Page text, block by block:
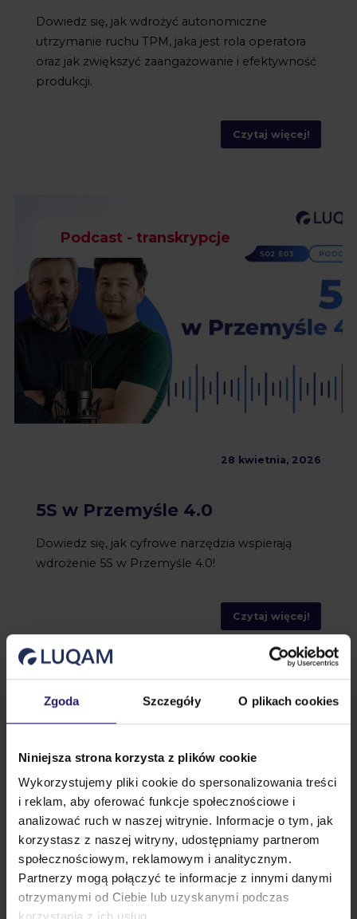
Zgoda Szczegóły O plikach cookies
Niniejsza strona korzysta z plików cookie
Wykorzystujemy pliki cookie do spersonalizowania treści
i reklam, aby oferować funkcje społecznościowe i
analizować ruch w naszej witrynie. Informacje o tym, jak
korzystasz z naszej witryny, udostępniamy partnerom
społecznościowym, reklamowym i analitycznym.
Partnerzy mogą połączyć te informacje z innymi danymi
otrzymanymi od Ciebie lub uzyskanymi podczas
Dowiedz się, jak wdrożyć autonomiczne
utrzymanie ruchu TPM, jaka jest rola operatora
oraz jak zwiększyć zaangażowanie i efektywność
produkcji.
Czytaj więcej!
Podcast - transkrypcje
28 kwietnia, 2026
5S w Przemyśle 4.0
Dowiedz się, jak cyfrowe narzędzia wspierają
wdrożenie 5S w Przemyśle 4.0!
Czytaj więcej!
Podcast - transkrypcje